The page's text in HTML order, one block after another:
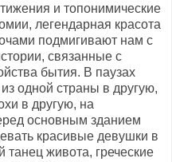
и топонимические
легендарная красота
подмигивают нам с
связанные с
бытия. В паузах
одной страны в другую,
в другую, на
основным зданием
красивые девушки в
живота, греческие